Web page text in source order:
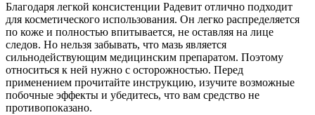
Благодаря легкой консистенции Радевит отлично подходит
для косметического использования. Он легко распределяется
по коже и полностью впитывается, не оставляя на лице
следов. Но нельзя забывать, что мазь является
сильнодействующим медицинским препаратом. Поэтому
относиться к ней нужно с осторожностью. Перед
применением прочитайте инструкцию, изучите возможные
побочные эффекты и убедитесь, что вам средство не
противопоказано.